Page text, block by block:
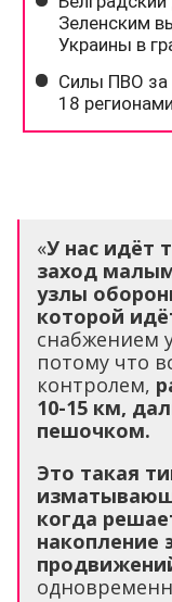
«У нас идёт
заход
узлы
которой
снабжением
потому что
контролем,
10-15 км,
пешочком.
Это такая
когда
накопление